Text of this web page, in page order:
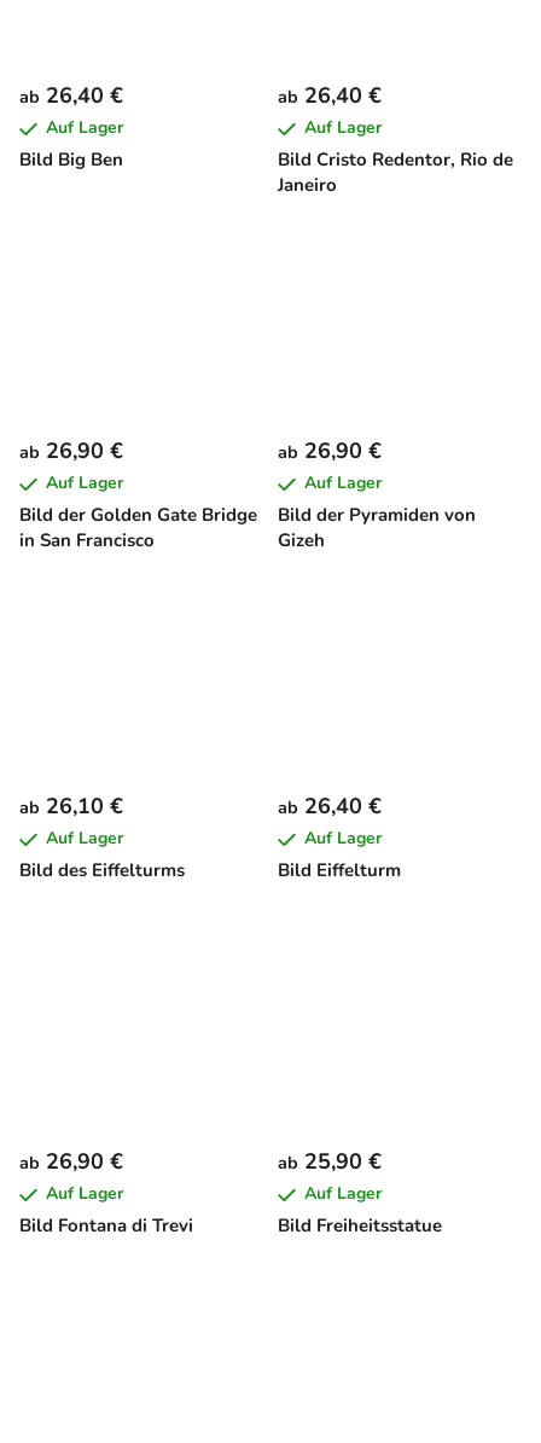
Bild Big Ben
ab 26,40 €
Auf Lager
Bild Cristo Redentor, Rio de
Janeiro
ab 26,40 €
Auf Lager
Bild der Golden Gate Bridge
in San Francisco
ab 26,90 €
Auf Lager
Bild der Pyramiden von
Gizeh
ab 26,90 €
Auf Lager
Bild des Eiffelturms
ab 26,10 €
Auf Lager
Bild Eiffelturm
ab 26,40 €
Auf Lager
Bild Fontana di Trevi
ab 26,90 €
Auf Lager
Bild Freiheitsstatue
ab 25,90 €
Auf Lager